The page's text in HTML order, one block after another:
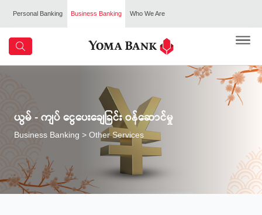
Personal Banking Business Banking Who We Are
ယွမ် - ကျပ် ငွေပေးချေခြင်း ဝန်ဆောင်မှု
Business Banking > Other Services